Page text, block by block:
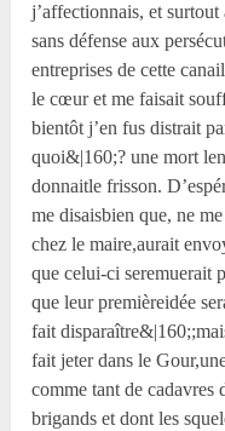
j’affectionnais, et
sans défense aux
entreprises de cette
le cœur et me faisait
bientôt j’en fus distrait
quoi&|160;? une mort
donnaitle frisson.
me disaisbien que, ne
chez le maire,aurait
que celui-ci seremuerait
que leur premièreidée
fait
fait jeter dans le
comme tant de cadavres
brigands et dont les